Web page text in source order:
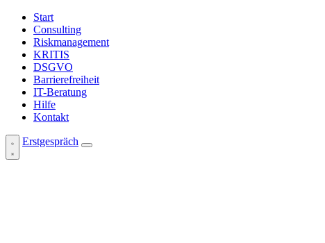
Start
Consulting
Riskmanagement
KRITIS
DSGVO
Barrierefreiheit
IT-Beratung
Hilfe
Kontakt
Erstgespräch